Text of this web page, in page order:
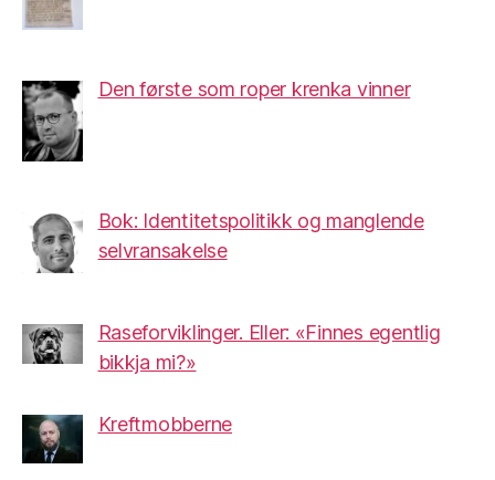
Den første som roper krenka vinner
Bok: Identitetspolitikk og manglende
selvransakelse
Raseforviklinger. Eller: «Finnes egentlig
bikkja mi?»
Kreftmobberne